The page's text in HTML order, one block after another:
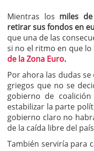
Mientras los miles
retirar sus fondos en
que una de las
si no el ritmo en que lo
de la Zona Euro.
Por ahora las dudas
griegos que no se
gobierno de
estabilizar la parte
gobierno claro no
de la caída libre del
También serviría para